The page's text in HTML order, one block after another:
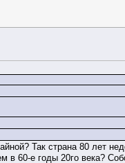
Так страна 80 лет
60-е годы 20го века?